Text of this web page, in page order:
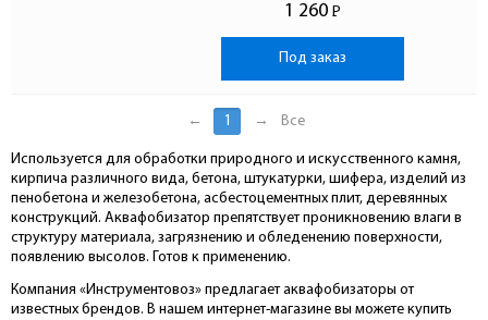
1 260 Р
-
Под заказ
← 1 → Все
Используется для обработки природного и искусственного камня,
кирпича различного вида, бетона, штукатурки, шифера, изделий из
пенобетона и железобетона, асбестоцементных плит, деревянных
конструкций. Аквафобизатор препятствует проникновению влаги в
структуру материала, загрязнению и обледенению поверхности,
появлению высолов. Готов к применению.
Компания «Инструментовоз» предлагает аквафобизаторы от
известных брендов. В нашем интернет-магазине вы можете купить